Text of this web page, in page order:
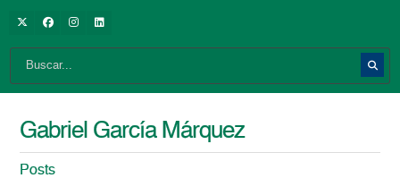
Gabriel García Márquez
Posts